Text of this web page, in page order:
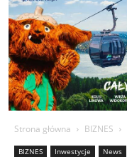
Strona główna BIZNES
BIZNES Inwestycje News